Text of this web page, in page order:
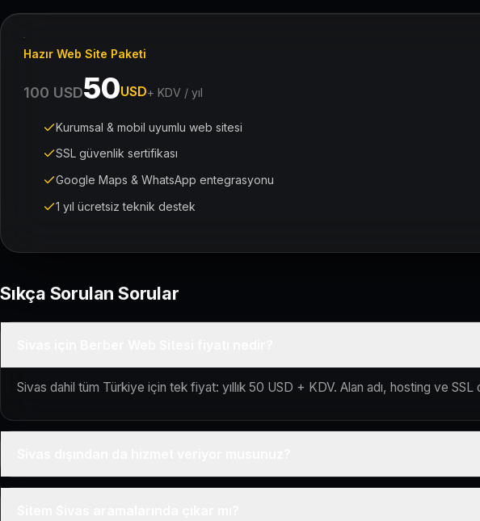
Hazır Web Site Paketi
100 USD50USD+ KDV / yıl
Kurumsal & mobil uyumlu web sitesi
SSL güvenlik sertifikası
Google Maps & WhatsApp entegrasyonu
1 yıl ücretsiz teknik destek
Sıkça Sorulan Sorular
Sivas dahil tüm Türkiye için tek fiyat: yıllık 50 USD + KDV. Alan adı, hosting ve SSL